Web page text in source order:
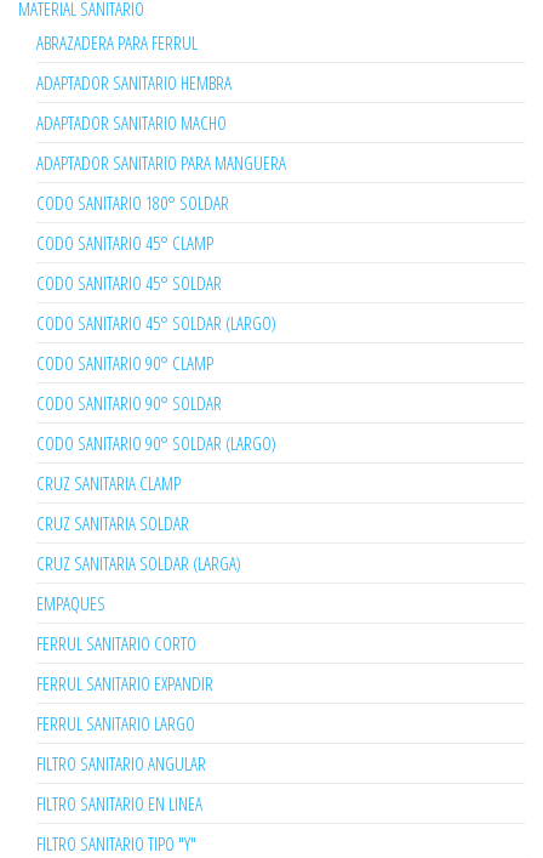
MATERIAL SANITARIO
ABRAZADERA PARA FERRUL
ADAPTADOR SANITARIO HEMBRA
ADAPTADOR SANITARIO MACHO
ADAPTADOR SANITARIO PARA MANGUERA
CODO SANITARIO 180° SOLDAR
CODO SANITARIO 45° CLAMP
CODO SANITARIO 45° SOLDAR
CODO SANITARIO 45° SOLDAR (LARGO)
CODO SANITARIO 90° CLAMP
CODO SANITARIO 90° SOLDAR
CODO SANITARIO 90° SOLDAR (LARGO)
CRUZ SANITARIA CLAMP
CRUZ SANITARIA SOLDAR
CRUZ SANITARIA SOLDAR (LARGA)
EMPAQUES
FERRUL SANITARIO CORTO
FERRUL SANITARIO EXPANDIR
FERRUL SANITARIO LARGO
FILTRO SANITARIO ANGULAR
FILTRO SANITARIO EN LINEA
FILTRO SANITARIO TIPO "Y"